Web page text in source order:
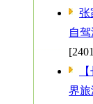
张
自
界旅